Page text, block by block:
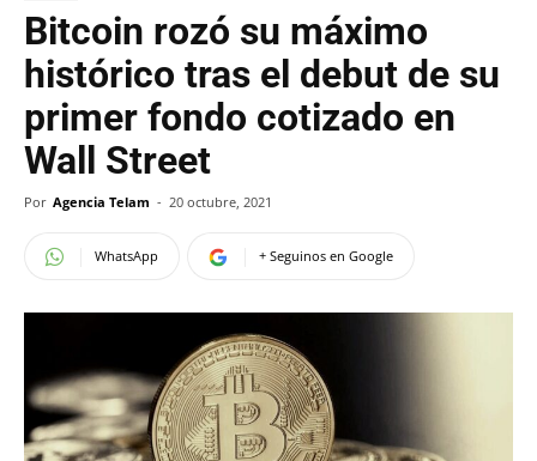
Bitcoin rozó su máximo
histórico tras el debut de su
primer fondo cotizado en
Wall Street
Por Agencia Telam - 20 octubre, 2021
WhatsApp + Seguinos en Google